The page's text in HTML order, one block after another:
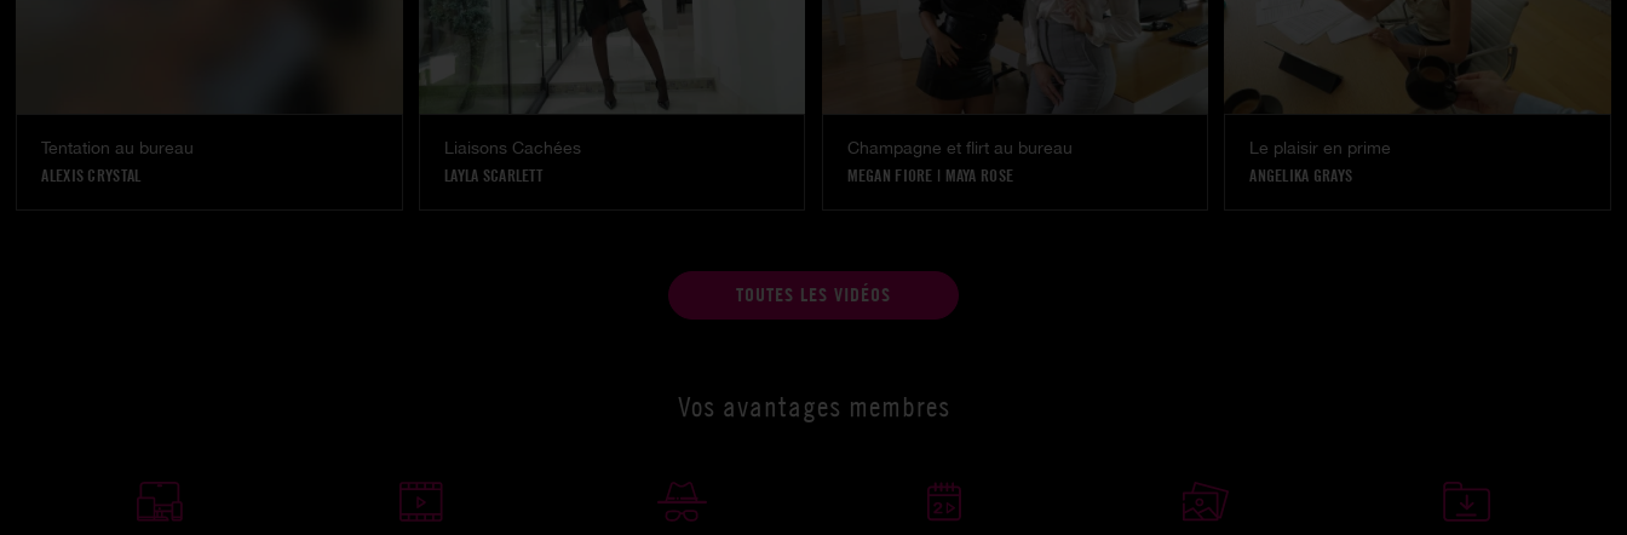
Tentation au bureau
ALEXIS CRYSTAL
Liaisons Cachées
LAYLA SCARLETT
Champagne et flirt au bureau
MEGAN FIORE | MAYA ROSE
Le plaisir en prime
ANGELIKA GRAYS
TOUTES LES VIDÉOS
Vos avantages membres